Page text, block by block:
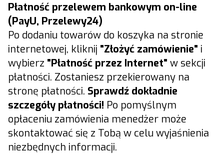
Płatność przelewem bankowym on-line
(PayU, Przelewy24)
Po dodaniu towarów do koszyka na stronie
internetowej, kliknij "Złożyć zamówienie" i
wybierz "Płatność przez Internet" w sekcji
płatności. Zostaniesz przekierowany na
stronę płatności. Sprawdź dokładnie
szczegóły płatności! Po pomyślnym
opłaceniu zamówienia menedżer może
skontaktować się z Tobą w celu wyjaśnienia
niezbędnych informacji.